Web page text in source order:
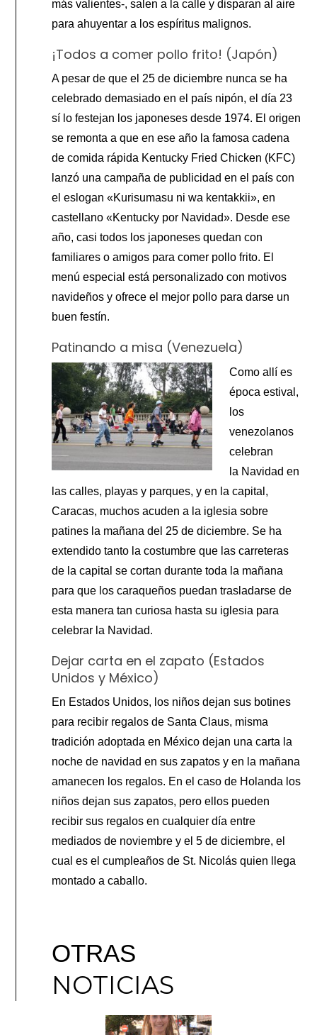
más valientes-, salen a la calle y disparan al aire
para ahuyentar a los espíritus malignos.
¡Todos a comer pollo frito! (Japón)
A pesar de que el 25 de diciembre nunca se ha
celebrado demasiado en el país nipón, el día 23
sí lo festejan los japoneses desde 1974. El origen
se remonta a que en ese año la famosa cadena
de comida rápida Kentucky Fried Chicken (KFC)
lanzó una campaña de publicidad en el país con
el eslogan «Kurisumasu ni wa kentakkii», en
castellano «Kentucky por Navidad». Desde ese
año, casi todos los japoneses quedan con
familiares o amigos para comer pollo frito. El
menú especial está personalizado con motivos
navideños y ofrece el mejor pollo para darse un
buen festín.
Patinando a misa (Venezuela)
Como allí es
época estival,
los
venezolanos
celebran
la Navidad en
las calles, playas y parques, y en la capital,
Caracas, muchos acuden a la iglesia sobre
patines la mañana del 25 de diciembre. Se ha
extendido tanto la costumbre que las carreteras
de la capital se cortan durante toda la mañana
para que los caraqueños puedan trasladarse de
esta manera tan curiosa hasta su iglesia para
celebrar la Navidad.
Dejar carta en el zapato (Estados
Unidos y México)
En Estados Unidos, los niños dejan sus botines
para recibir regalos de Santa Claus, misma
tradición adoptada en México dejan una carta la
noche de navidad en sus zapatos y en la mañana
amanecen los regalos. En el caso de Holanda los
niños dejan sus zapatos, pero ellos pueden
recibir sus regalos en cualquier día entre
mediados de noviembre y el 5 de diciembre, el
cual es el cumpleaños de St. Nicolás quien llega
montado a caballo.
OTRAS
NOTICIAS